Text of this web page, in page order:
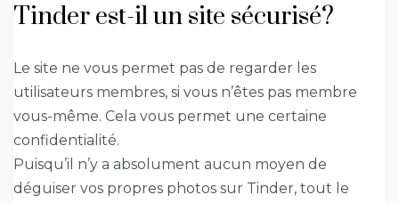
Tinder est-il un site sécurisé?
Le site ne vous permet pas de regarder les
utilisateurs membres, si vous n’êtes pas membre
vous-même. Cela vous permet une certaine
confidentialité.
Puisqu’il n’y a absolument aucun moyen de
déguiser vos propres photos sur Tinder, tout le